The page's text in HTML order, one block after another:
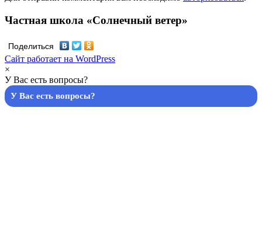
Частная школа «Солнечный ветер»
Поделиться
Сайт работает на WordPress
×
У Вас есть вопросы?
У Вас есть вопросы?